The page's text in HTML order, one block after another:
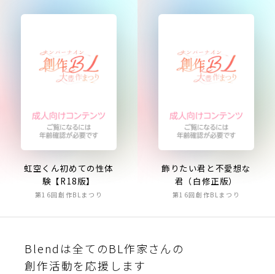
虹空くん初めての性体
験【R18版】
第16回創作BLまつり
飾りたい君と不愛想な
君（白修正版）
第16回創作BLまつり
Blendは全てのBL作家さんの
創作活動を応援します